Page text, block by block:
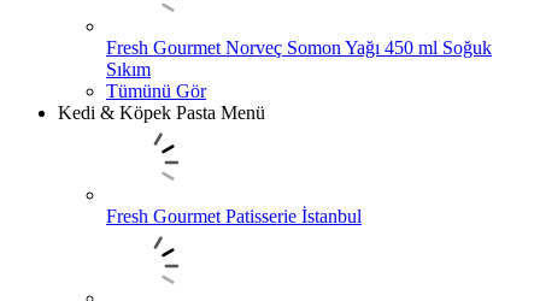
Fresh Gourmet Norveç Somon Yağı 450 ml Soğuk
Sıkım
Tümünü Gör
Kedi & Köpek Pasta Menü
Fresh Gourmet Patisserie İstanbul